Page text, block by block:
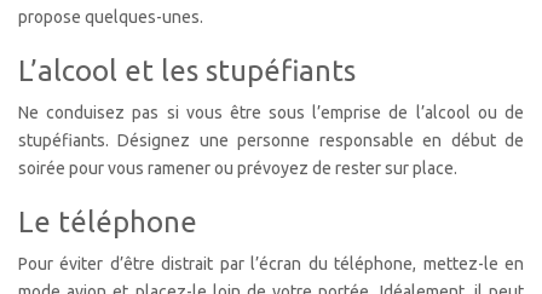
propose quelques-unes.
L’alcool et les stupéfiants
Ne conduisez pas si vous être sous l’emprise de l’alcool ou de
stupéfiants. Désignez une personne responsable en début de
soirée pour vous ramener ou prévoyez de rester sur place.
Le téléphone
Pour éviter d’être distrait par l’écran du téléphone, mettez-le en